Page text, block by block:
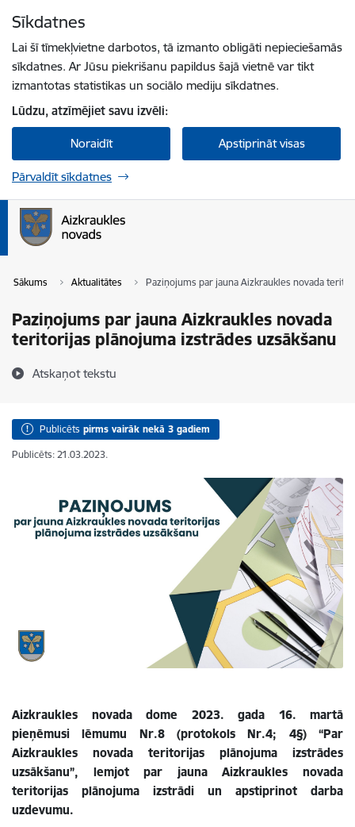
Sīkdatnes
Lai šī tīmekļvietne darbotos, tā izmanto obligāti nepieciešamās
sīkdatnes. Ar Jūsu piekrišanu papildus šajā vietnē var tikt
izmantotas statistikas un sociālo mediju sīkdatnes.
Lūdzu, atzīmējiet savu izvēli:
Noraidīt Apstiprināt visas
Pārvaldīt sīkdatnes
Sākums Aktualitātes Paziņojums par jauna Aizkraukles novada
Paziņojums par jauna Aizkraukles novada
teritorijas plānojuma izstrādes uzsākšanu
Atskaņot tekstu
Publicēts pirms vairāk nekā 3 gadiem
Publicēts: 21.03.2023.
Aizkraukles novada dome 2023. gada 16. martā
pieņēmusi lēmumu Nr.8 (protokols Nr.4; 4§) “Par
Aizkraukles novada teritorijas plānojuma izstrādes
uzsākšanu”, lemjot par jauna Aizkraukles novada
teritorijas plānojuma izstrādi un apstiprinot darba
uzdevumu.